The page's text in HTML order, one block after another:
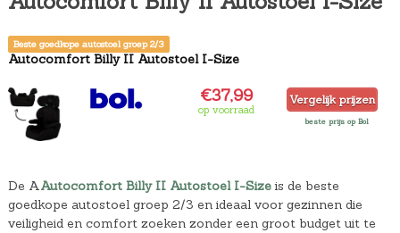
Beste goedkope autostoel groep 2/3
Autocomfort Billy II Autostoel I-Size
€37,99
op voorraad
Vergelijk prijzen
beste prijs op Bol
De AAutocomfort Billy II Autostoel I-Sizeis de beste
goedkope autostoel groep 2/3 en ideaal voor gezinnen die
veiligheid en comfort zoeken zonder een groot budget uit te